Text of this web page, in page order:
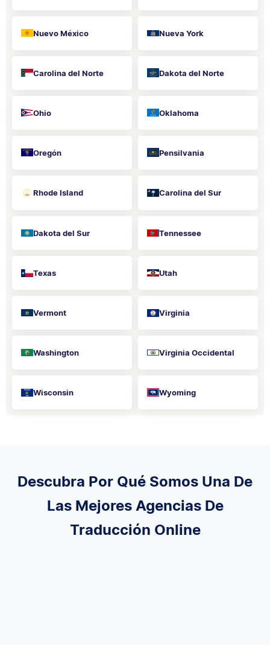
Nuevo México Nueva York
Carolina del Norte Dakota del Norte
Ohio Oklahoma
Oregón Pensilvania
Rhode Island Carolina del Sur
Dakota del Sur Tennessee
Texas Utah
Vermont Virginia
Washington Virginia Occidental
Wisconsin Wyoming
Descubra Por Qué Somos Una De
Las Mejores Agencias De
Traducción Online